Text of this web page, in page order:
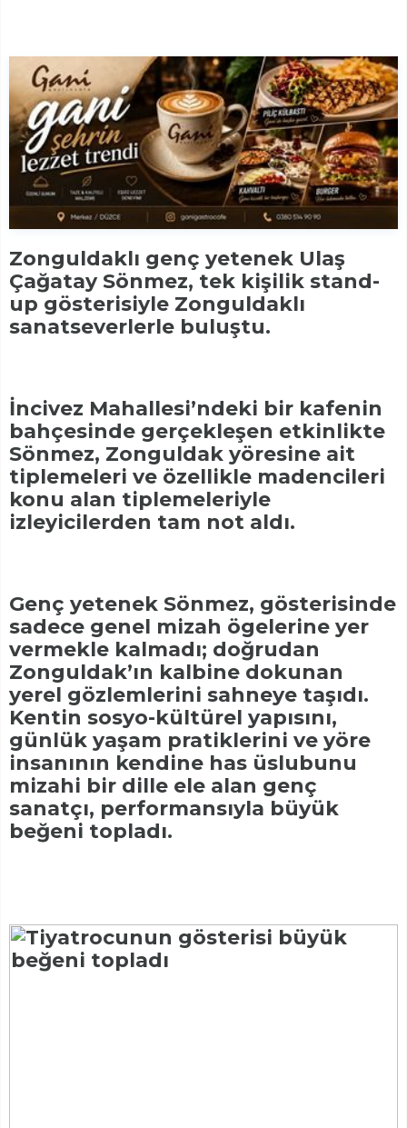
Zonguldaklı genç yetenek Ulaş
Çağatay Sönmez, tek kişilik stand-
up gösterisiyle Zonguldaklı
sanatseverlerle buluştu.
İncivez Mahallesi’ndeki bir kafenin
bahçesinde gerçekleşen etkinlikte
Sönmez, Zonguldak yöresine ait
tiplemeleri ve özellikle madencileri
konu alan tiplemeleriyle
izleyicilerden tam not aldı.
Genç yetenek Sönmez, gösterisinde
sadece genel mizah ögelerine yer
vermekle kalmadı; doğrudan
Zonguldak’ın kalbine dokunan
yerel gözlemlerini sahneye taşıdı.
Kentin sosyo-kültürel yapısını,
günlük yaşam pratiklerini ve yöre
insanının kendine has üslubunu
mizahi bir dille ele alan genç
sanatçı, performansıyla büyük
beğeni topladı.